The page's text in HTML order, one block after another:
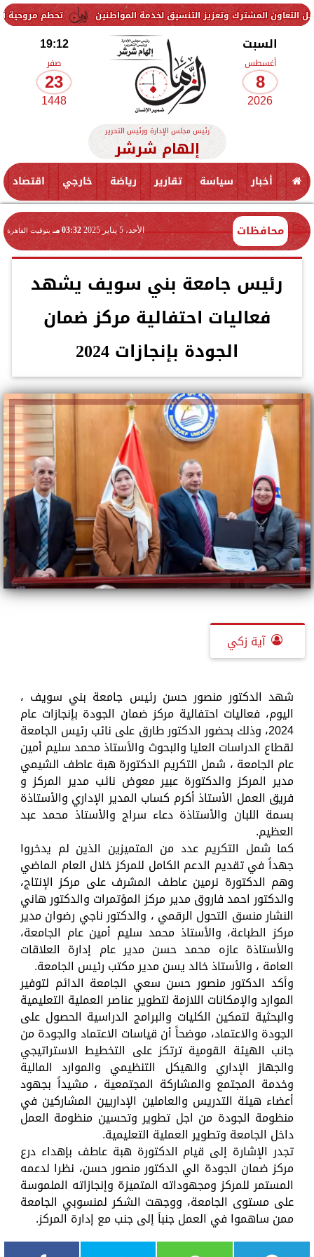
تحطم مروحية أثناء مكافحة وتعزيز التنسيق لخدمة المواطنين
السبت
أغسطس
8
2026
19:12
صفر
23
1448
رئيس مجلس الإدارة ورئيس التحرير
إلهام شرشر
أخبار سياسة تقارير رياضة خارجي اقتصاد
محافظات الأحد، 5 يناير 2025 03:32 مـ بتوقيت القاهرة
رئيس جامعة بني سويف يشهد
فعاليات احتفالية مركز ضمان
الجودة بإنجازات 2024
آية زكي
شهد الدكتور منصور حسن رئيس جامعة بني سويف ،
اليوم، فعاليات احتفالية مركز ضمان الجودة بإنجازات عام
2024، وذلك بحضور الدكتور طارق على نائب رئيس الجامعة
لقطاع الدراسات العليا والبحوث والأستاذ محمد سليم أمين
عام الجامعة ، شمل التكريم الدكتورة هبة عاطف الشيمي
مدير المركز والدكتورة عبير معوض نائب مدير المركز و
فريق العمل الأستاذ أكرم كساب المدير الإداري والأستاذة
بسمة اللبان والأستاذة دعاء سراج والأستاذ محمد عبد
العظيم.
كما شمل التكريم عدد من المتميزين الذين لم يدخروا
جهداً في تقديم الدعم الكامل للمركز خلال العام الماضي
وهم الدكتورة نرمين عاطف المشرف على مركز الإنتاج،
والدكتور احمد فاروق مدير مركز المؤتمرات والدكتور هاني
النشار منسق التحول الرقمي ، والدكتور ناجي رضوان مدير
مركز الطباعة، والأستاذ محمد سليم أمين عام الجامعة،
والأستاذة عازه محمد حسن مدير عام إدارة العلاقات
العامة ، والأستاذ خالد يسن مدير مكتب رئيس الجامعة.
وأكد الدكتور منصور حسن سعي الجامعة الدائم لتوفير
الموارد والإمكانات اللازمة لتطوير عناصر العملية التعليمية
والبحثية لتمكين الكليات والبرامج الدراسية الحصول على
الجودة والاعتماد، موضحاً أن قياسات الاعتماد والجودة من
جانب الهيئة القومية ترتكز على التخطيط الاستراتيجي
والجهاز الإداري والهيكل التنظيمي والموارد المالية
وخدمة المجتمع والمشاركة المجتمعية ، مشيداً بجهود
أعضاء هيئة التدريس والعاملين الإداريين المشاركين في
منظومة الجودة من اجل تطوير وتحسين منظومة العمل
داخل الجامعة وتطوير العملية التعليمية.
تجدر الإشارة إلى قيام الدكتورة هبة عاطف بإهداء درع
مركز ضمان الجودة الي الدكتور منصور حسن، نظرا لدعمه
المستمر للمركز ومجهوداته المتميزة وإنجازاته الملموسة
على مستوى الجامعة، ووجهت الشكر لمنسوبي الجامعة
ممن ساهموا في العمل جنباَ إلى جنب مع إدارة المركز.